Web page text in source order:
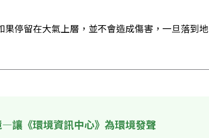
停留在大氣上層，並不會造成傷害，一旦落到地
讓《環境資訊中心》為環境發聲